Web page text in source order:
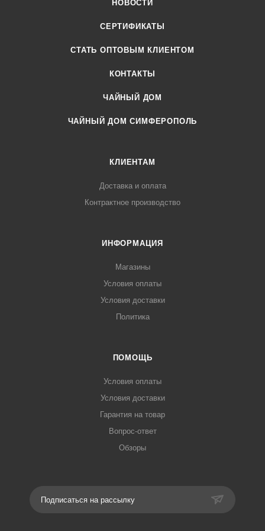
НОВОСТИ
СЕРТИФИКАТЫ
CТАТЬ ОПТОВЫМ КЛИЕНТОМ
КОНТАКТЫ
ЧАЙНЫЙ ДОМ
ЧАЙНЫЙ ДОМ СИМФЕРОПОЛЬ
КЛИЕНТАМ
Доставка и оплата
Контрактное производство
ИНФОРМАЦИЯ
Магазины
Условия оплаты
Условия доставки
Политика
ПОМОЩЬ
Условия оплаты
Условия доставки
Гарантия на товар
Вопрос-ответ
Обзоры
Подписаться на рассылку